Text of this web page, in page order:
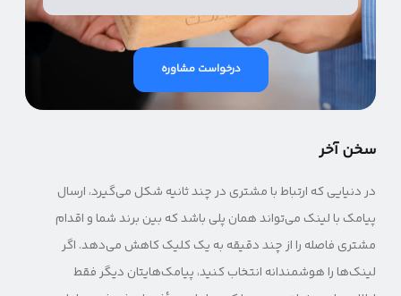
درخواست مشاوره
سخن آخر
در دنیایی که ارتباط با مشتری در چند ثانیه شکل می‌گیرد، ارسال
پیامک با لینک می‌تواند همان پلی باشد که بین برند شما و اقدام
مشتری فاصله را از چند دقیقه به یک کلیک کاهش می‌دهد. اگر
لینک‌ها را هوشمندانه انتخاب کنید، پیامک‌هایتان دیگر فقط